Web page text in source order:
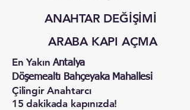
ANAHTAR DEĞİŞİMİ
ARABA KAPI AÇMA
En YakınAntalya
Döşemealtı Bahçeyaka Mahallesi
Çilingir Anahtarcı
15 dakikada kapınızda!